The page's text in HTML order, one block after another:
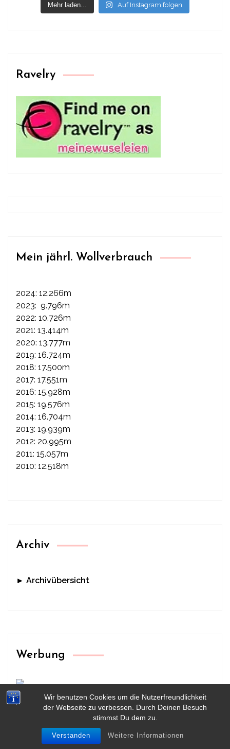
Wir benutzen Cookies um die Nutzerfreundlichkeit
der Webseite zu verbessen. Durch Deinen Besuch
stimmst Du dem zu.
Verstanden Weitere Informationen
Mehr laden... Auf Instagram folgen
Ravelry
Mein jährl. Wollverbrauch
2024: 12.266m
2023: 9.796m
2022: 10.726m
2021: 13.414m
2020: 13.777m
2019: 16.724m
2018: 17.500m
2017: 17.551m
2016: 15.928m
2015: 19.576m
2014: 16.704m
2013: 19.939m
2012: 20.995m
2011: 15.057m
2010: 12.518m
Archiv
► Archivübersicht
Werbung